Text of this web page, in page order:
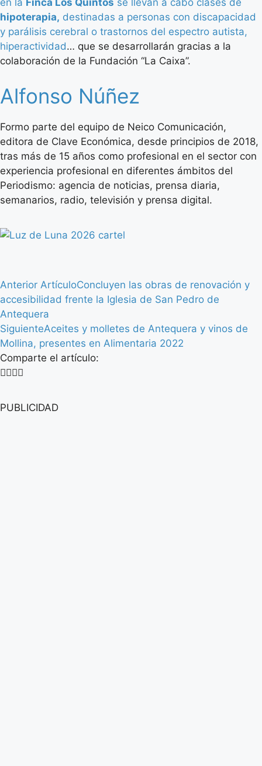
en la Finca Los Quintos se llevan a cabo clases de
hipoterapia, destinadas a personas con discapacidad
y parálisis cerebral o trastornos del espectro autista,
hiperactividad… que se desarrollarán gracias a la
colaboración de la Fundación “La Caixa”.
Alfonso Núñez
Formo parte del equipo de Neico Comunicación,
editora de Clave Económica, desde principios de 2018,
tras más de 15 años como profesional en el sector con
experiencia profesional en diferentes ámbitos del
Periodismo: agencia de noticias, prensa diaria,
semanarios, radio, televisión y prensa digital.
Anterior ArtículoConcluyen las obras de renovación y
accesibilidad frente la Iglesia de San Pedro de
Antequera
SiguienteAceites y molletes de Antequera y vinos de
Mollina, presentes en Alimentaria 2022
Comparte el artículo:
PUBLICIDAD